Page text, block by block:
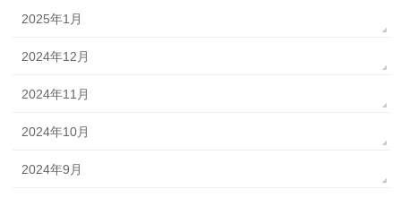
2025年1月
2024年12月
2024年11月
2024年10月
2024年9月